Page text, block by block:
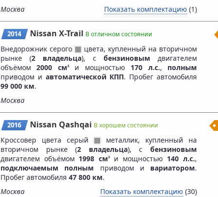
Москва
Показать комплектацию (1)
2014 Nissan X-Trail В отличном состоянии
Внедорожник серого
цвета, купленный на вторичном
рынке (2 владельца), c бензиновым двигателем
объёмом2000 см3и мощностью 170 л.с., полным
приводом и автоматической КПП. Пробег автомобиля
99 000 км.
Москва
2016 Nissan Qashqai В хорошем состоянии
Кроссовер цвета серый
металлик, купленный на
вторичном рынке (2 владельца), cбензиновым
двигателем объёмом 1998 см3и мощностью 140 л.с.,
подключаемым полным приводом и вариатором.
Пробег автомобиля 47 800 км.
Москва
Показать комплектацию (30)